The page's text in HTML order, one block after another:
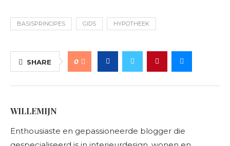
BASISPRINCIPES GIDS HYPOTHEEK
SHARE 0
WILLEMIJN
Enthousiaste en gepassioneerde blogger die